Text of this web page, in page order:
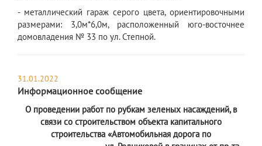
- металлический гараж серого цвета, ориентировочными
размерами: 3,0м*6,0м, расположенный юго-восточнее
домовладения № 33 по ул. Степной.
31.01.2022
Информационное сообщение
О проведении работ по рубкам зеленых насаждений, в
связи со строительством объекта капитального
строительства «Автомобильная дорога по